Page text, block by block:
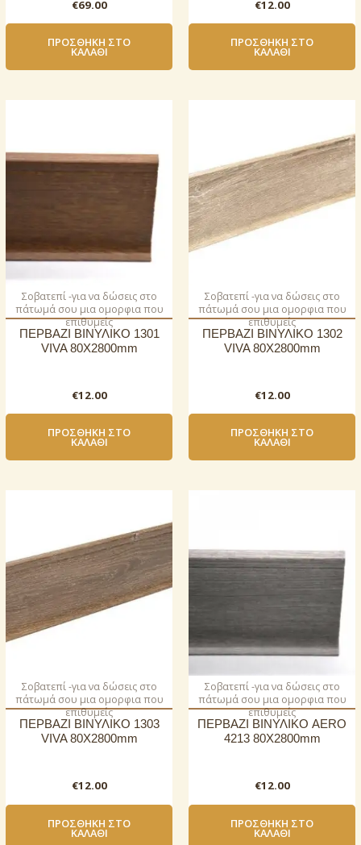
€69.00
ΠΡΟΣΘΉΚΗ ΣΤΟ
ΚΑΛΆΘΙ
€12.00
ΠΡΟΣΘΉΚΗ ΣΤΟ
ΚΑΛΆΘΙ
Σοβατεπί -για να δώσεις στο
πάτωμά σου μια ομορφια που
επιθυμείς
ΠΕΡΒΑΖΙ BIΝΥΛΙΚΟ 1301
VIVA 80Χ2800mm
€12.00
ΠΡΟΣΘΉΚΗ ΣΤΟ
ΚΑΛΆΘΙ
Σοβατεπί -για να δώσεις στο
πάτωμά σου μια ομορφια που
επιθυμείς
ΠΕΡΒΑΖΙ BIΝΥΛΙΚΟ 1302
VIVA 80Χ2800mm
€12.00
ΠΡΟΣΘΉΚΗ ΣΤΟ
ΚΑΛΆΘΙ
Σοβατεπί -για να δώσεις στο
πάτωμά σου μια ομορφια που
επιθυμείς
ΠΕΡΒΑΖΙ BIΝΥΛΙΚΟ 1303
VIVA 80Χ2800mm
€12.00
ΠΡΟΣΘΉΚΗ ΣΤΟ
ΚΑΛΆΘΙ
Σοβατεπί -για να δώσεις στο
πάτωμά σου μια ομορφια που
επιθυμείς
ΠΕΡΒΑΖΙ BIΝΥΛΙΚΟ AERO
4213 80Χ2800mm
€12.00
ΠΡΟΣΘΉΚΗ ΣΤΟ
ΚΑΛΆΘΙ